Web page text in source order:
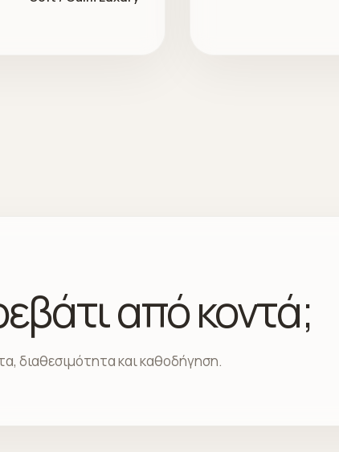
από κοντά;
διαθεσιμότητα και καθοδήγηση.